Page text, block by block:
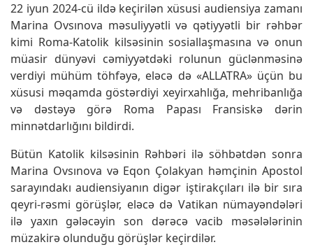
22 iyun 2024-cü ildə keçirilən xüsusi audiensiya zamanı
Marina Ovsınova məsuliyyətli və qətiyyətli bir rəhbər
kimi Roma-Katolik kilsəsinin sosiallaşmasına və onun
müasir dünyəvi cəmiyyətdəki rolunun güclənməsinə
verdiyi mühüm töhfəyə, eləcə də «ALLATRA» üçün bu
xüsusi məqamda göstərdiyi xeyirxahlığa, mehribanlığa
və dəstəyə görə Roma Papası Fransiskə dərin
minnətdarlığını bildirdi.
Bütün Katolik kilsəsinin Rəhbəri ilə söhbətdən sonra
Marina Ovsınova və Eqon Çolakyan həmçinin Apostol
sarayındakı audiensiyanın digər iştirakçıları ilə bir sıra
qeyri-rəsmi görüşlər, eləcə də Vatikan nümayəndələri
ilə yaxın gələcəyin son dərəcə vacib məsələlərinin
müzakirə olunduğu görüşlər keçirdilər.